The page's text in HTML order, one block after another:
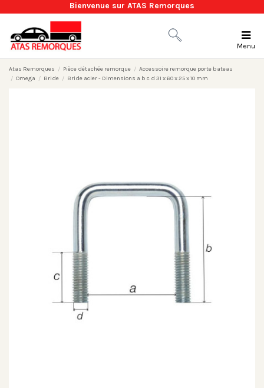
Bienvenue sur ATAS Remorques
Menu
Atas Remorques Pièce détachée remorque
Accessoire remorque porte bateau
Omega
Bride Bride acier - Dimensions a b c d 31 x 60 x 25 x 10 mm